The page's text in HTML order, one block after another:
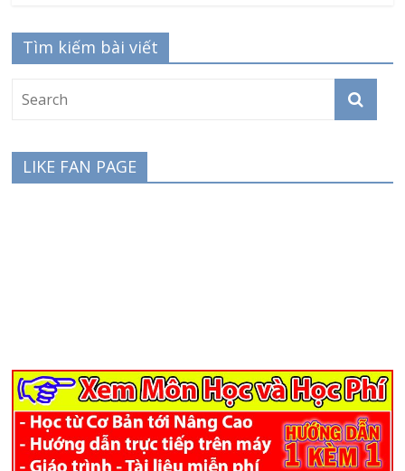
Tìm kiếm bài viết
LIKE FAN PAGE